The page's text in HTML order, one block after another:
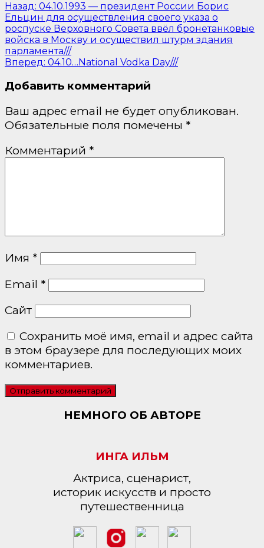
Назад: 04.10.1993 — президент России Борис
Ельцин для осуществления своего указа о
роспуске Верховного Совета ввёл бронетанковые
войска в Москву и осуществил штурм здания
парламента///
Вперед: 04.10…National Vodka Day///
Добавить комментарий
Ваш адрес email не будет опубликован.
Обязательные поля помечены *
Комментарий *
Имя *
Email *
Сайт
Сохранить моё имя, email и адрес сайта
в этом браузере для последующих моих
комментариев.
НЕМНОГО ОБ АВТОРЕ
ИНГА ИЛЬМ
Актриса, сценарист,
историк искусств и просто
путешественница